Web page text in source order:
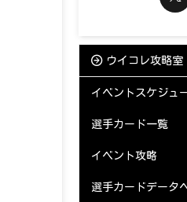
ウイコレ攻略室
イベントスケジュ
選手カード一覧
イベント攻略
選手カードデータ